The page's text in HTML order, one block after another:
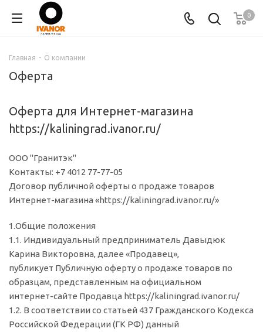
0
Главная - О компании
Оферта
Оферта для Интернет-магазина
https://kaliningrad.ivanor.ru/
ООО "Гранитэк"
Контакты: +7 4012 77-77-05
Договор публичной оферты о продаже товаров
Интернет-магазина «https://kaliningrad.ivanor.ru/»
1.Общие положения
1.1. Индивидуальный предприниматель Давыдюк
Карина Викторовна, далее «Продавец»,
публикует Публичную оферту о продаже товаров по
образцам, представленным на официальном
интернет-сайте Продавца https://kaliningrad.ivanor.ru/
1.2. В соответствии со статьей 437 Гражданского Кодекса
Российской Федерации (ГК РФ) данный